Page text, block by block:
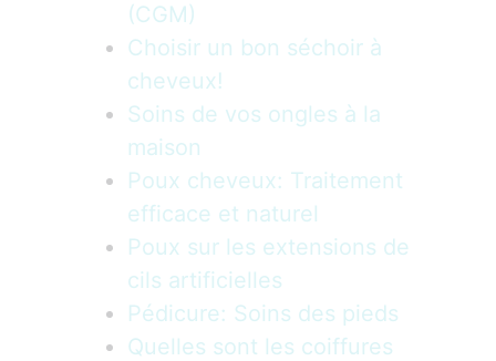
(CGM)
Choisir un bon séchoir à
cheveux!
Soins de vos ongles à la
maison
Poux cheveux: Traitement
efficace et naturel
Poux sur les extensions de
cils artificielles
Pédicure: Soins des pieds
Quelles sont les coiffures